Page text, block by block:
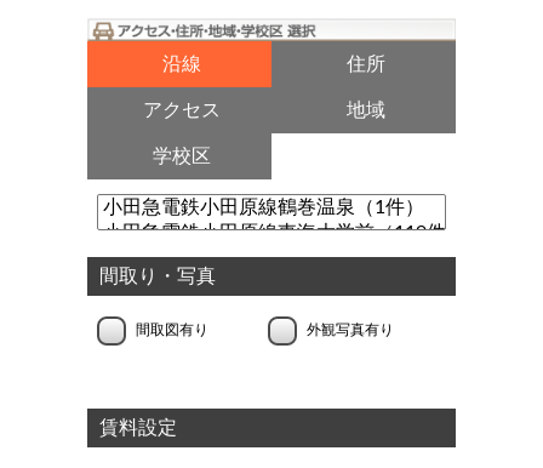
沿線 住所
アクセス 地域
学校区
間取り・写真
間取図有り 外観写真有り
賃料設定